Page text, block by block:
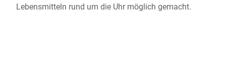
Lebensmitteln rund um die Uhr möglich gemacht.